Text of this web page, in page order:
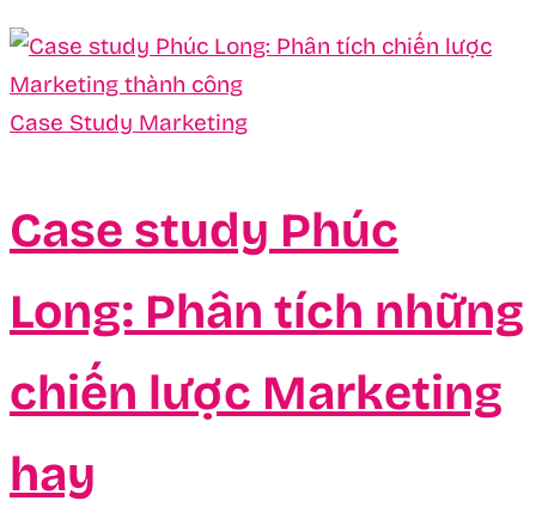
Case Study Marketing
Case study Phúc
Long: Phân tích những
chiến lược Marketing
hay